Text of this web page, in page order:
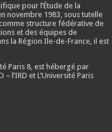
pour l’Étude de la
novembre 1983 , sous tutelle
structure fédérative de
et des équipes de
la Région Ile-de-France, il est
Paris 8, est hébergé par
l’IRD et L’Université Paris